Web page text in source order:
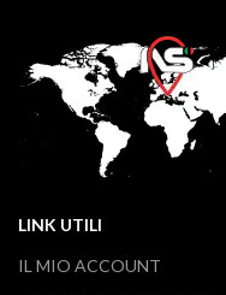
LINK UTILI
IL MIO ACCOUNT